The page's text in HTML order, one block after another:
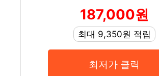
187,000원
최대 9,350원 적립
최저가 클릭